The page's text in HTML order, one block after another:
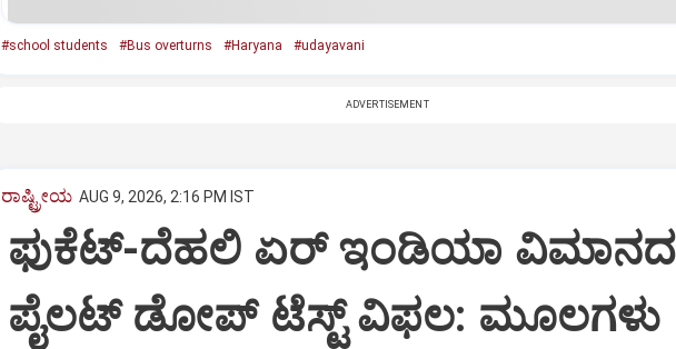
#school students #Bus overturns #Haryana #udayavani
ADVERTISEMENT
ರಾಷ್ಟ್ರೀಯ AUG 9, 2026, 2:16 PM IST
ಫುಕೆಟ್‌-ದೆಹಲಿ ಏರ್‌ ಇಂಡಿಯಾ ವಿಮಾನದ
ಪೈಲಟ್‌ ಡೋಪ್‌ ಟೆಸ್ಟ್‌ ವಿಫಲ: ಮೂಲಗಳು